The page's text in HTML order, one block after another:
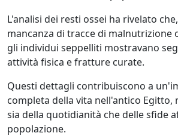
L'analisi dei resti ossei ha rivelato
mancanza di tracce di malnutrizione
gli individui seppelliti mostravano
attività fisica e fratture curate.
Questi dettagli contribuiscono a
completa della vita nell'antico
sia della quotidianità che delle sfide
popolazione.